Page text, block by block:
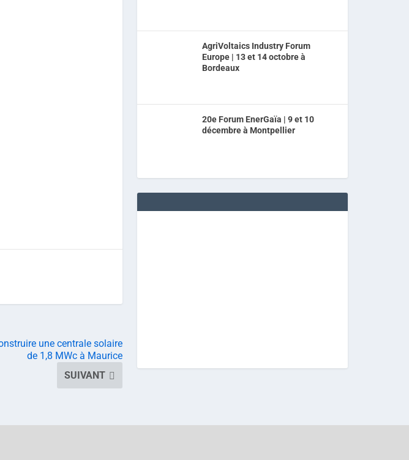
une centrale solaire
de 1,8 MWc à Maurice
SUIVANT
AgriVoltaics Industry Forum
Europe | 13 et 14 octobre à
Bordeaux
20e Forum EnerGaïa | 9 et 10
décembre à Montpellier